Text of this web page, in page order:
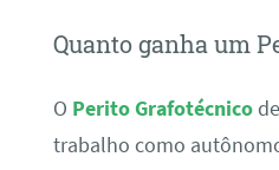
Quanto ganha um
O Perito Grafotécnico
trabalho como